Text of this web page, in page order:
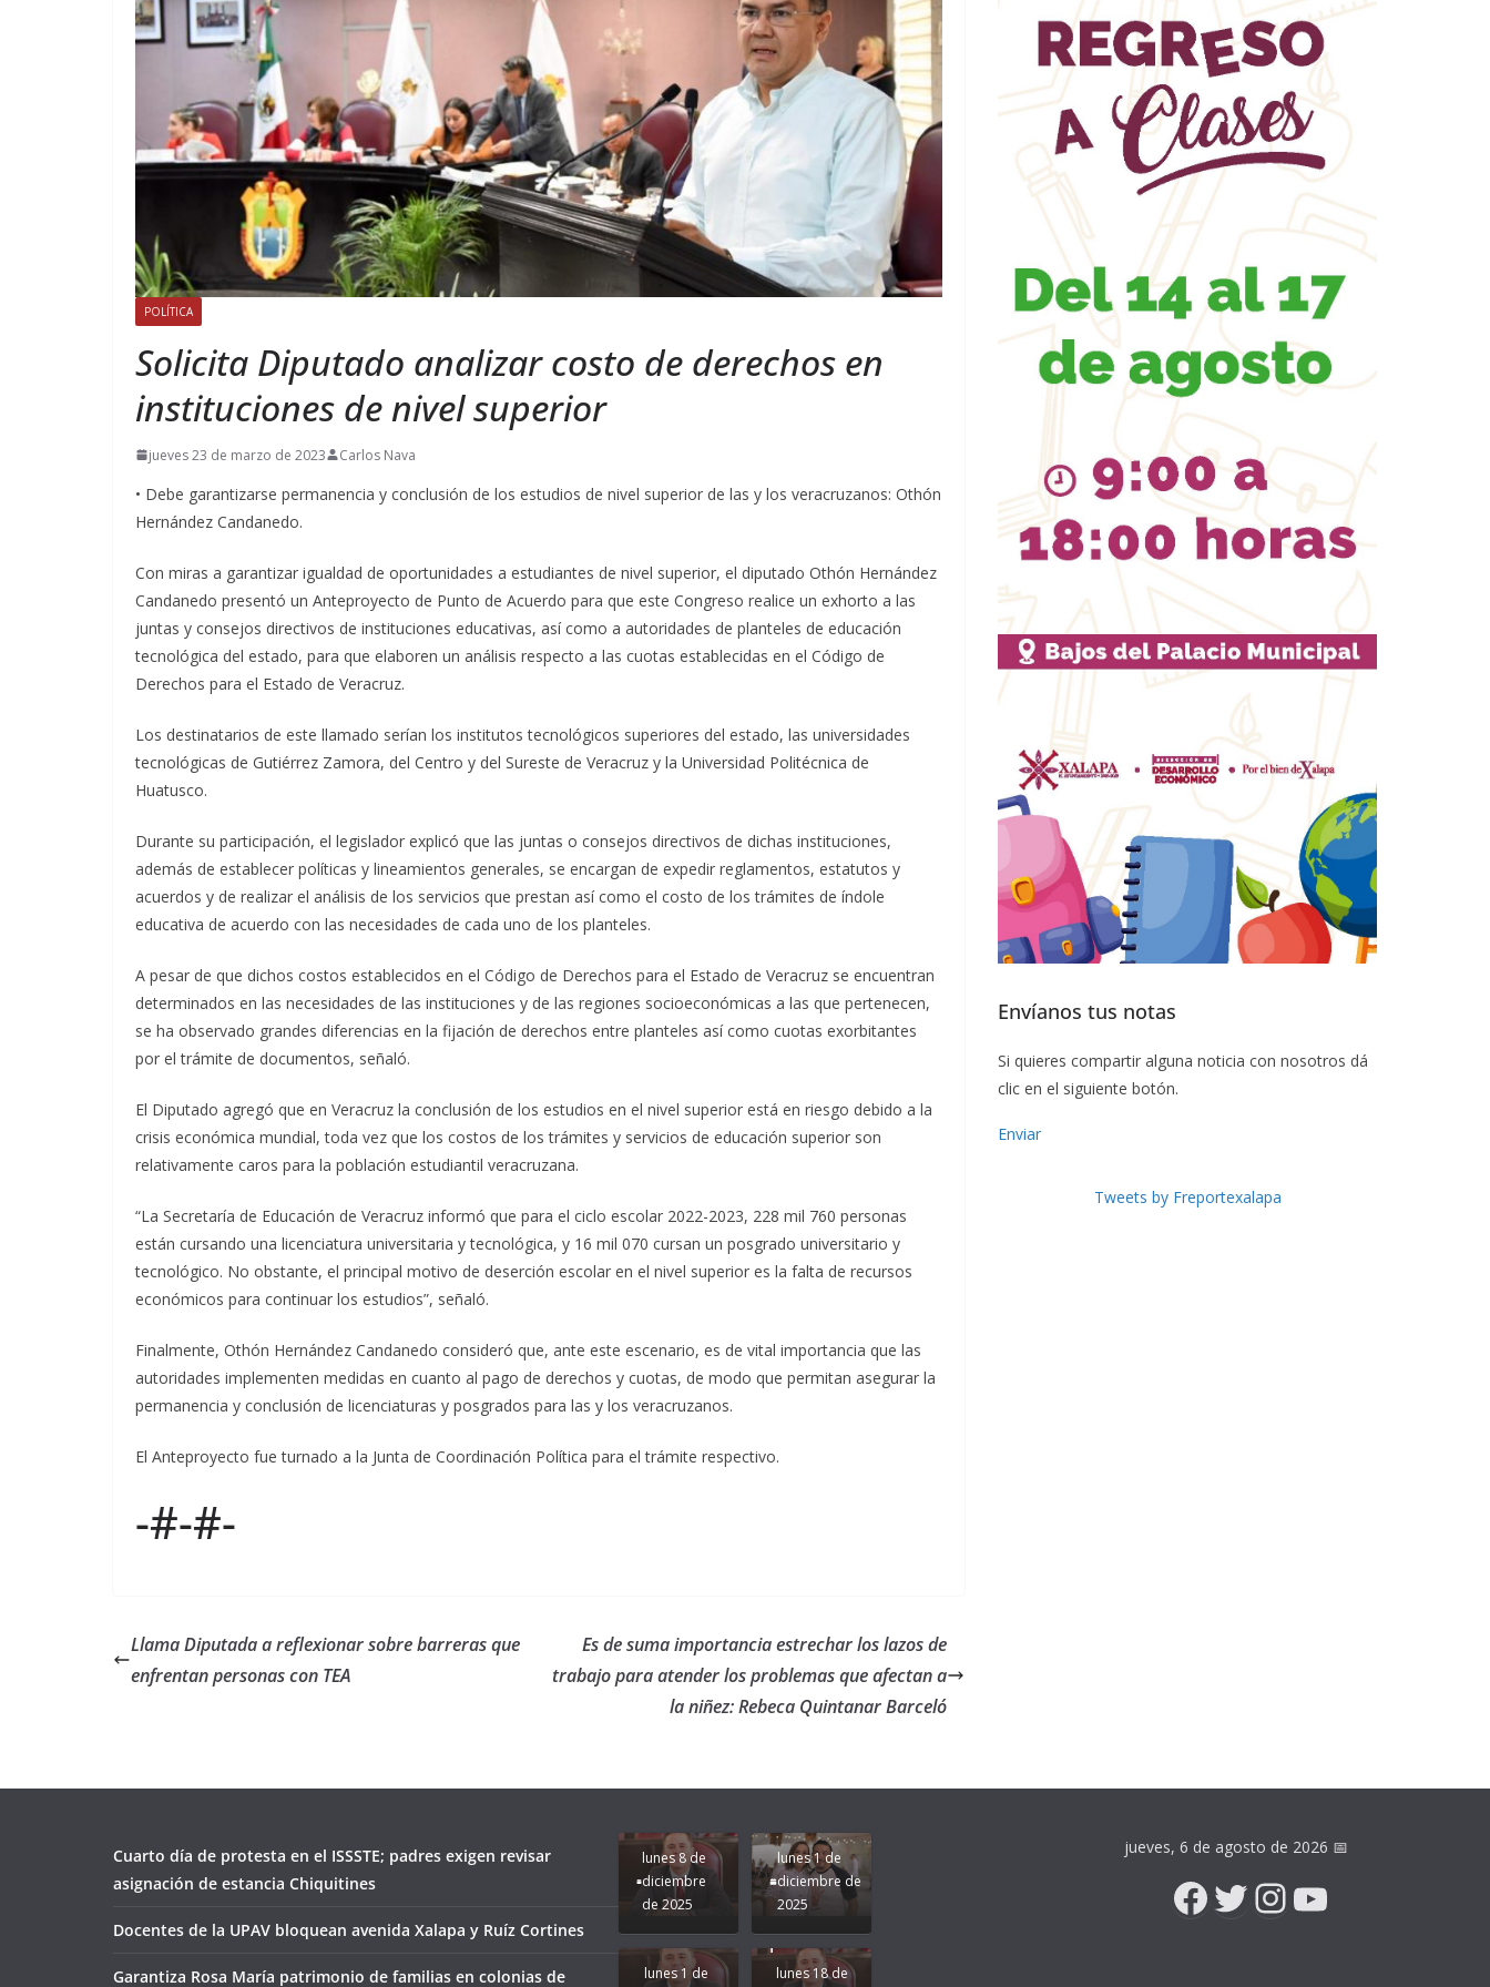
POLÍTICA
Solicita Diputado analizar costo de derechos en
instituciones de nivel superior
jueves 23 de marzo de 2023 Carlos Nava
• Debe garantizarse permanencia y conclusión de los estudios de nivel superior de las y los veracruzanos: Othón
Hernández Candanedo.
Con miras a garantizar igualdad de oportunidades a estudiantes de nivel superior, el diputado Othón Hernández
Candanedo presentó un Anteproyecto de Punto de Acuerdo para que este Congreso realice un exhorto a las
juntas y consejos directivos de instituciones educativas, así como a autoridades de planteles de educación
tecnológica del estado, para que elaboren un análisis respecto a las cuotas establecidas en el Código de
Derechos para el Estado de Veracruz.
Los destinatarios de este llamado serían los institutos tecnológicos superiores del estado, las universidades
tecnológicas de Gutiérrez Zamora, del Centro y del Sureste de Veracruz y la Universidad Politécnica de
Huatusco.
Durante su participación, el legislador explicó que las juntas o consejos directivos de dichas instituciones,
además de establecer políticas y lineamientos generales, se encargan de expedir reglamentos, estatutos y
acuerdos y de realizar el análisis de los servicios que prestan así como el costo de los trámites de índole
educativa de acuerdo con las necesidades de cada uno de los planteles.
A pesar de que dichos costos establecidos en el Código de Derechos para el Estado de Veracruz se encuentran
determinados en las necesidades de las instituciones y de las regiones socioeconómicas a las que pertenecen,
se ha observado grandes diferencias en la fijación de derechos entre planteles así como cuotas exorbitantes
por el trámite de documentos, señaló.
El Diputado agregó que en Veracruz la conclusión de los estudios en el nivel superior está en riesgo debido a la
crisis económica mundial, toda vez que los costos de los trámites y servicios de educación superior son
relativamente caros para la población estudiantil veracruzana.
“La Secretaría de Educación de Veracruz informó que para el ciclo escolar 2022-2023, 228 mil 760 personas
están cursando una licenciatura universitaria y tecnológica, y 16 mil 070 cursan un posgrado universitario y
tecnológico. No obstante, el principal motivo de deserción escolar en el nivel superior es la falta de recursos
económicos para continuar los estudios”, señaló.
Finalmente, Othón Hernández Candanedo consideró que, ante este escenario, es de vital importancia que las
autoridades implementen medidas en cuanto al pago de derechos y cuotas, de modo que permitan asegurar la
permanencia y conclusión de licenciaturas y posgrados para las y los veracruzanos.
El Anteproyecto fue turnado a la Junta de Coordinación Política para el trámite respectivo.
-#-#-
Llama Diputada a reflexionar sobre barreras que
enfrentan personas con TEA
Es de suma importancia estrechar los lazos de
trabajo para atender los problemas que afectan a
la niñez: Rebeca Quintanar Barceló
Envíanos tus notas
Si quieres compartir alguna noticia con nosotros dá
clic en el siguiente botón.
Enviar
Tweets by Freportexalapa
Cuarto día de protesta en el ISSSTE; padres exigen revisar
asignación de estancia Chiquitines
Docentes de la UPAV bloquean avenida Xalapa y Ruíz Cortines
Garantiza Rosa María patrimonio de familias en colonias de
Unamos
lunes 8 de
diciembre
de 2025
lunes 1 de
diciembre de
2025
Apoyo y
Seguimos la
Ruta que
Marca
Nuestra
Rocío Nahle.
lunes 1 de
Pongamos
de moda;
San
Andrés
Tuxtla
presente.
lunes 18 de
jueves, 6 de agosto de 2026 📅
Facebook
Twitter
Instagram
YouTube